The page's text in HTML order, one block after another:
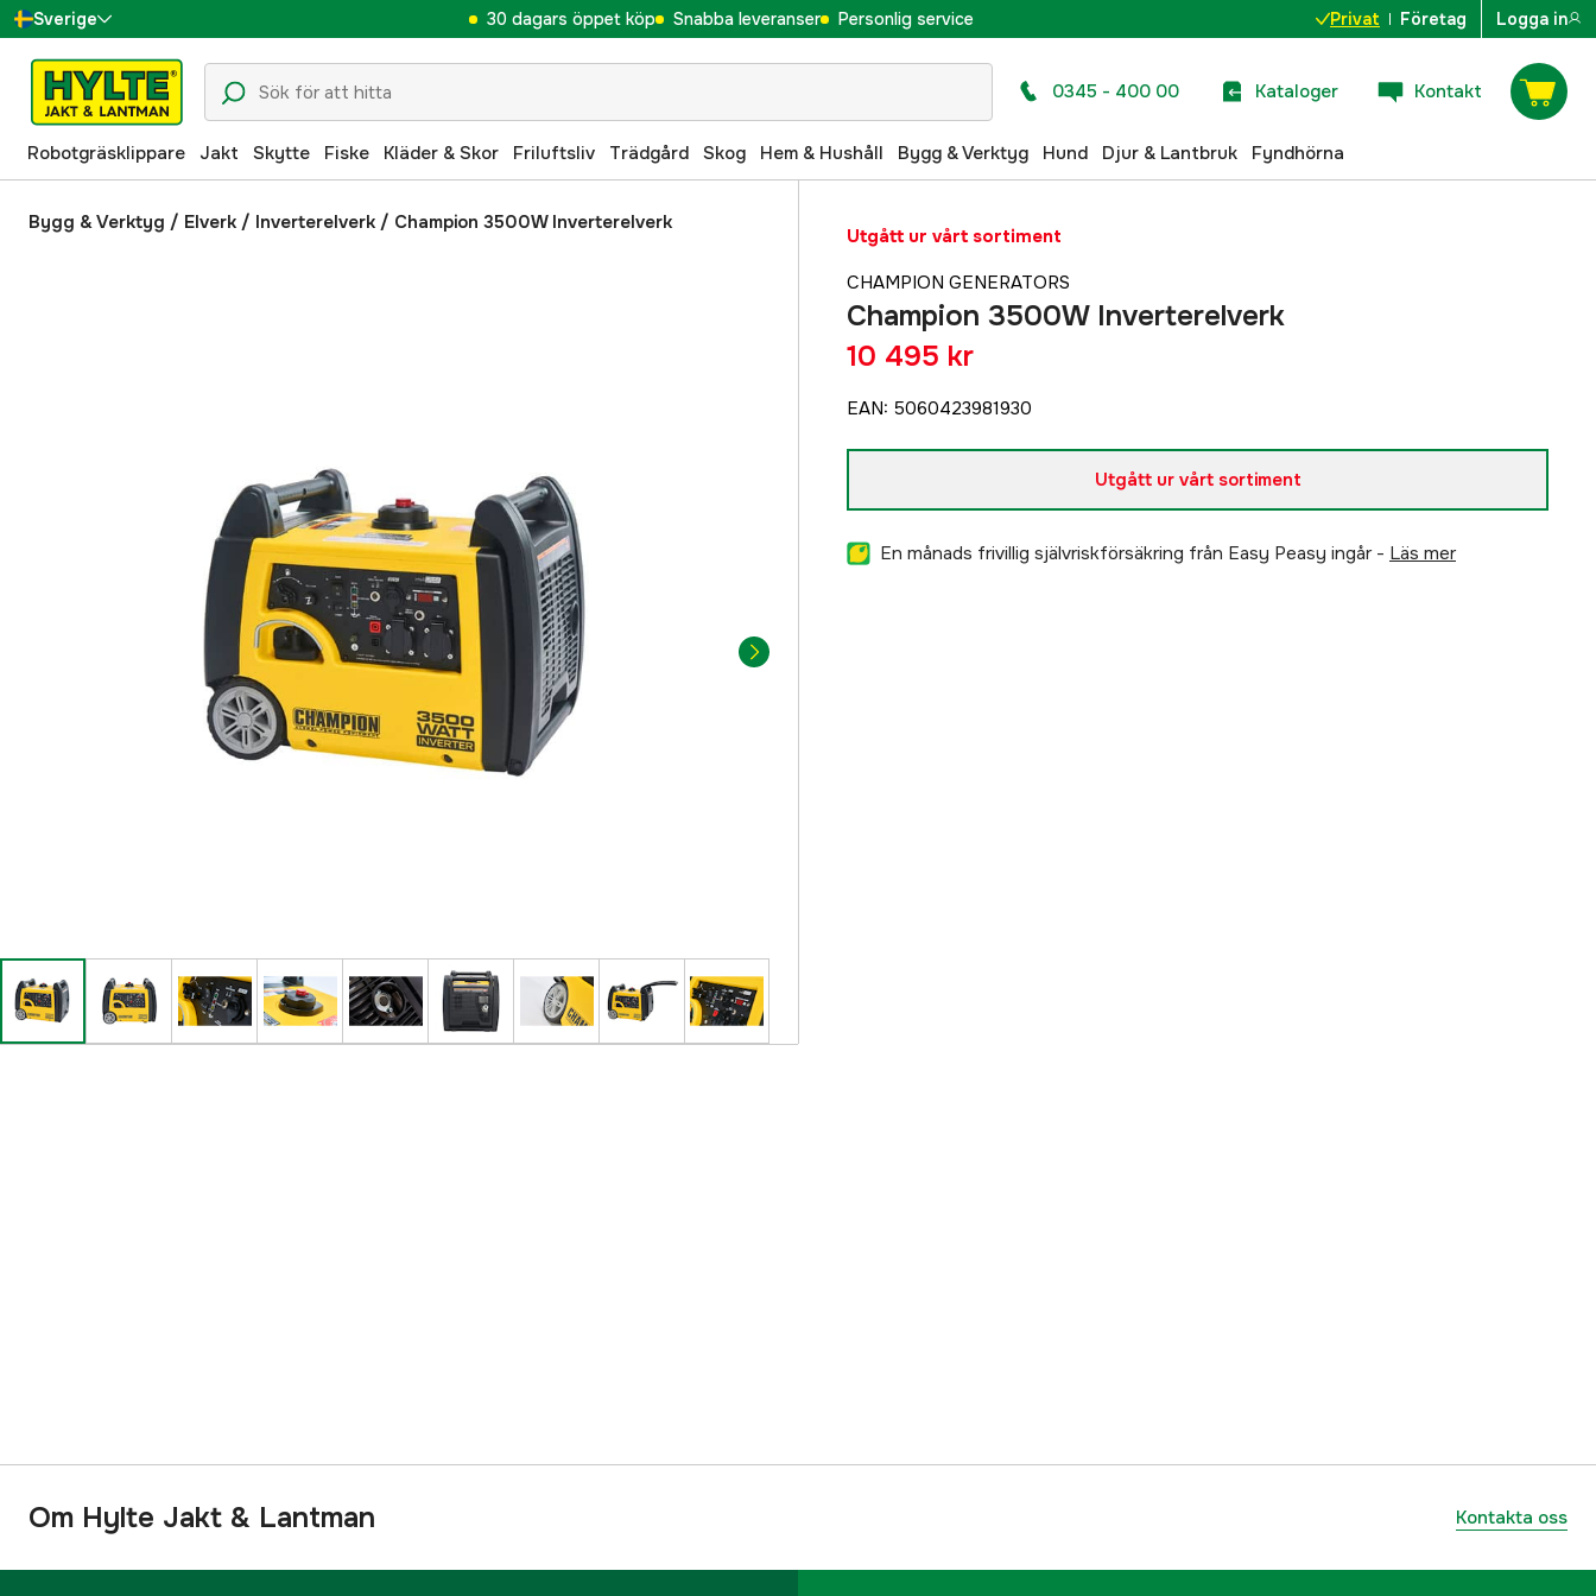
Sverige
Danmark
Suomi
Norge
Deutschland
30 dagars öppet köp Snabba leveranser Personlig service Privat Företag Logga in
0345 - 400 00 Kataloger Kontakt
Robotgräsklippare Jakt Skytte Fiske Kläder & Skor Friluftsliv Trädgård Skog Hem & Hushåll Bygg & Verktyg Hund Djur & Lantbruk Fyndhörna
Bygg & Verktyg / Elverk / Inverterelverk / Champion 3500W Inverterelverk
Utgått ur vårt sortiment
CHAMPION GENERATORS
Champion 3500W Inverterelverk
10 495 kr
EAN: 5060423981930
Utgått ur vårt sortiment
En månads frivillig självriskförsäkring från Easy Peasy ingår - läs mer
Om Hylte Jakt & Lantman Kontakta oss